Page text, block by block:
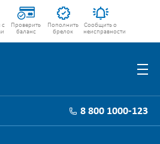
с
Проверить
баланс
Пополнить
брелок
Сообщить о
неисправности
8 800 1000-123